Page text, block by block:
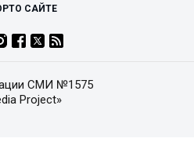
О САЙТЕ
СМИ №1575
Project»